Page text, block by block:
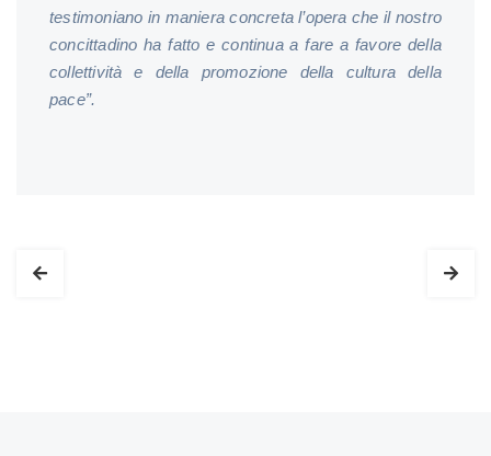
testimoniano in maniera concreta l’opera che il nostro
concittadino ha fatto e continua a fare a favore della
collettività e della promozione della cultura della
pace”.